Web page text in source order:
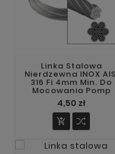
Linka Stalowa
Nierdzewna INOX
316 Fi 4mm Min. Do
Mocowania Pomp
4,50 zł
